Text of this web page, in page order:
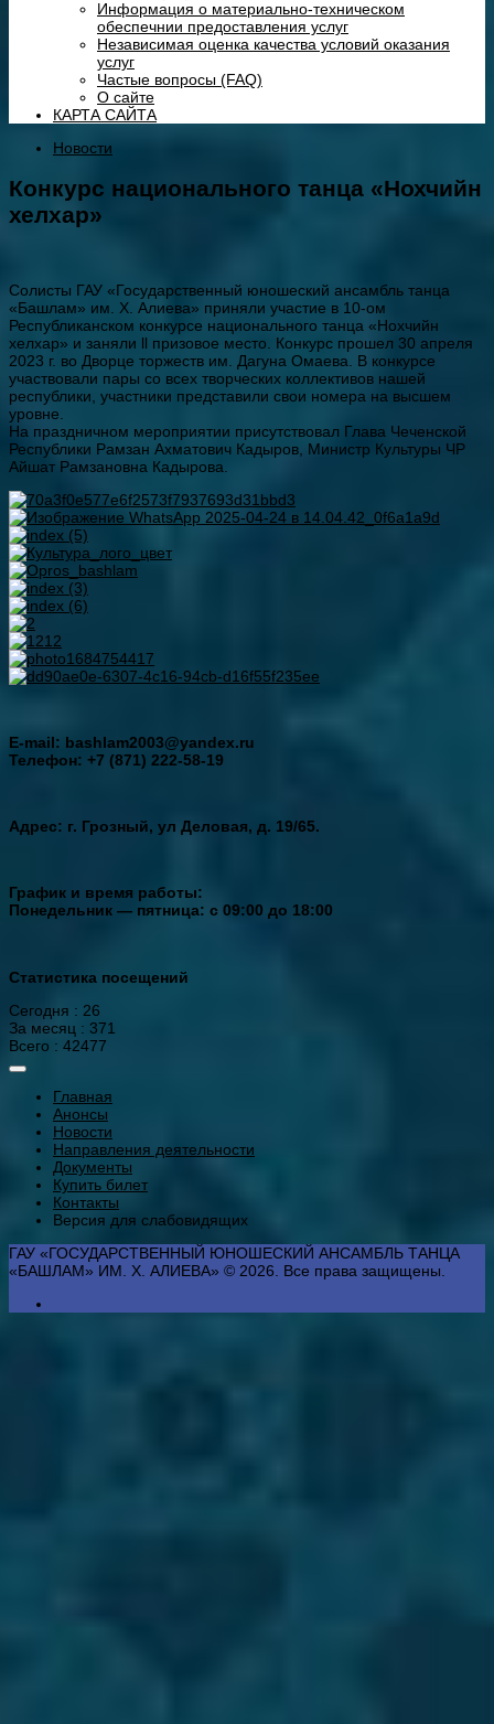
Информация о материально-техническом
обеспечнии предоставления услуг
Независимая оценка качества условий оказания
услуг
Частые вопросы (FAQ)
О сайте
КАРТА САЙТА
Новости
Конкурс национального танца «Нохчийн
хелхар»
Солисты ГАУ «Государственный юношеский ансамбль танца
«Башлам» им. Х. Алиева» приняли участие в 10-ом
Республиканском конкурсе национального танца «Нохчийн
хелхар» и заняли ll призовое место. Конкурс прошел 30 апреля
2023 г. во Дворце торжеств им. Дагуна Омаева. В конкурсе
участвовали пары со всех творческих коллективов нашей
республики, участники представили свои номера на высшем
уровне.
На праздничном мероприятии присутствовал Глава Чеченской
Республики Рамзан Ахматович Кадыров, Министр Культуры ЧР
Айшат Рамзановна Кадырова.
E-mail: bashlam2003@yandex.ru
Телефон: +7 (871) 222-58-19
Адрес: г. Грозный, ул Деловая, д. 19/65.
График и время работы:
Понедельник — пятница: с 09:00 до 18:00
Статистика посещений
Сегодня : 26
За месяц : 371
Всего : 42477
Главная
Анонсы
Новости
Направления деятельности
Документы
Купить билет
Контакты
Версия для слабовидящих
ГАУ «ГОСУДАРСТВЕННЫЙ ЮНОШЕСКИЙ АНСАМБЛЬ ТАНЦА
«БАШЛАМ» ИМ. Х. АЛИЕВА» © 2026. Все права защищены.